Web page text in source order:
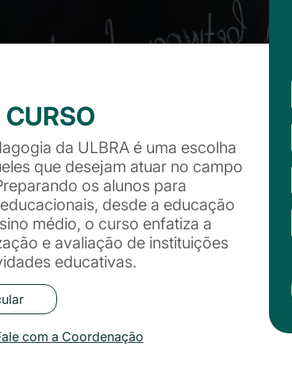
CURSO
da ULBRA é uma escolha
que desejam atuar no campo
os alunos para
desde a educação
médio, o curso enfatiza a
e avaliação de instituições
educativas.
com a Coordenação